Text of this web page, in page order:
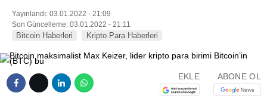
Yayınlandı: 03.01.2022 - 21:09
Son Güncelleme: 03.01.2022 - 21:11
Bitcoin Haberleri Kripto Para Haberleri
EKLE ABONE OL